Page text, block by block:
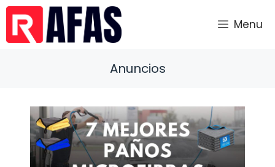
Saltar
contenido
Menu
Anuncios